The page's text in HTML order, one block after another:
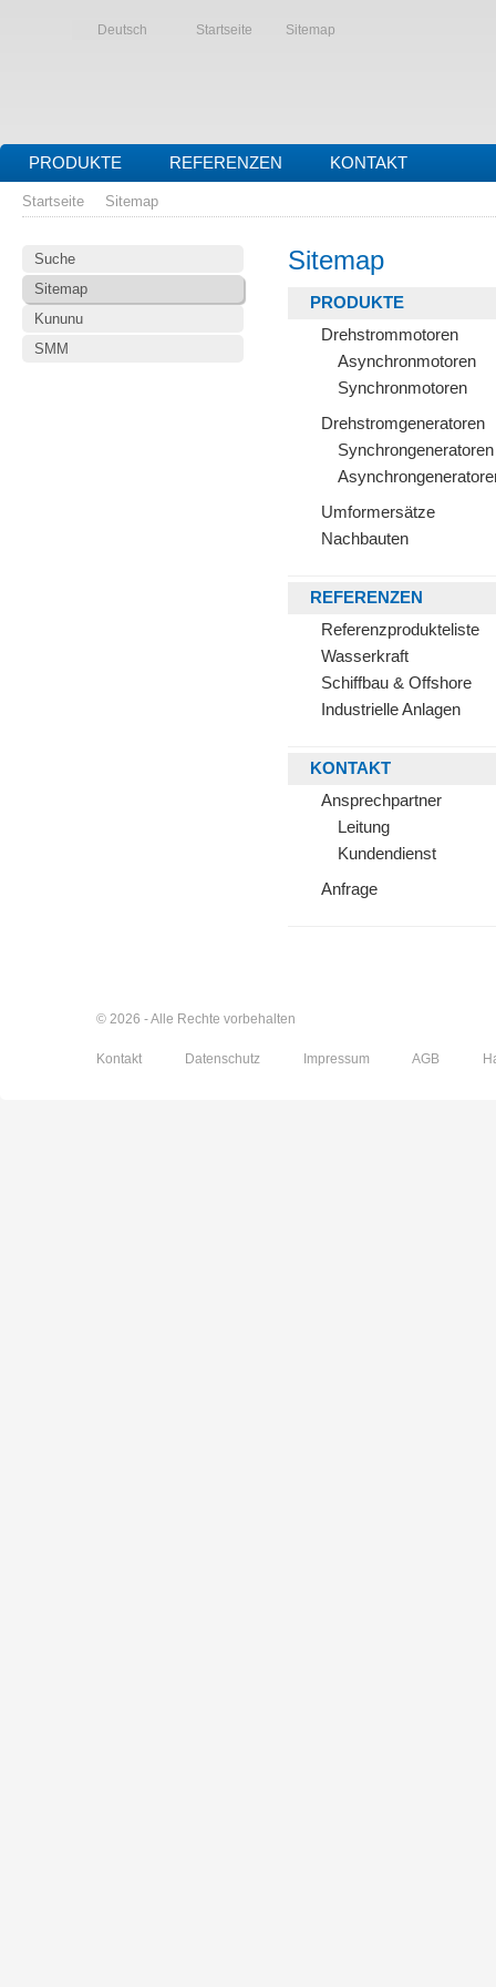
Deutsch Startseite Sitemap
PRODUKTE REFERENZEN KONTAKT
Startseite Sitemap
Suche
Sitemap
Kununu
SMM
Sitemap
PRODUKTE
Drehstrommotoren
Asynchronmotoren
Synchronmotoren
Drehstromgeneratoren
Synchrongeneratoren
Umformersätze
Nachbauten
REFERENZEN
Referenzprodukteliste
Wasserkraft
Schiffbau & Offshore
Industrielle Anlagen
KONTAKT
Ansprechpartner
Leitung
Kundendienst
Anfrage
© 2026 - Alle Rechte vorbehalten
Kontakt Datenschutz Impressum AGB